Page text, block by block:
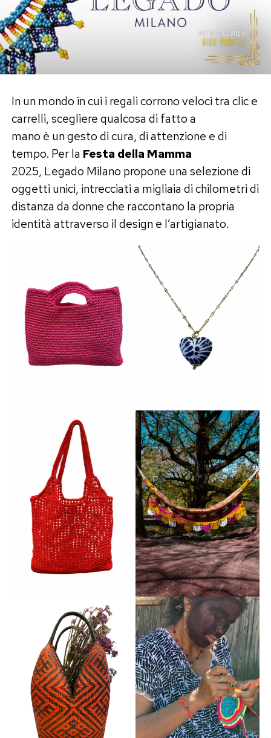
In un mondo in cui i regali corrono veloci tra clic e
carrelli, scegliere qualcosa di fatto a
mano è un gesto di cura, di attenzione e di
tempo. Per la Festa della Mamma
2025, Legado Milano propone una selezione di
oggetti unici, intrecciati a migliaia di chilometri di
distanza da donne che raccontano la propria
identità attraverso il design e l’artigianato.